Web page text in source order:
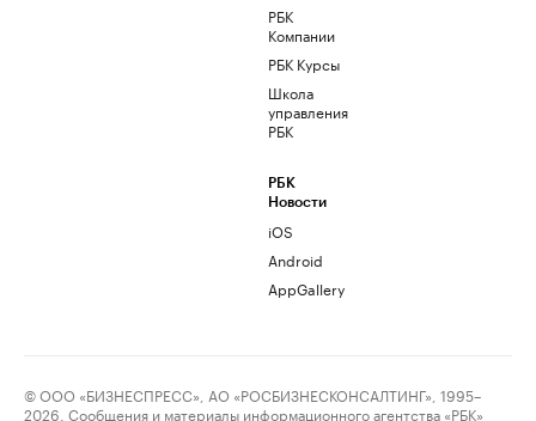
РБК
Компании
РБК Курсы
Школа
управления
РБК
РБК
Новости
iOS
Android
AppGallery
© ООО «БИЗНЕСПРЕСС», АО «РОСБИЗНЕСКОНСАЛТИНГ», 1995–
2026. Сообщения и материалы информационного агентства «РБК»